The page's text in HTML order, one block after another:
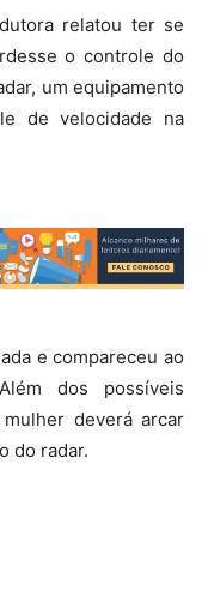
relatou ter se
o controle do
um equipamento
de velocidade na
e compareceu ao
dos possíveis
deverá arcar
do radar.